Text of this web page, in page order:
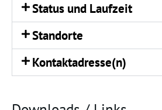
Status und Laufzeit
Standorte
Kontaktadresse(n)